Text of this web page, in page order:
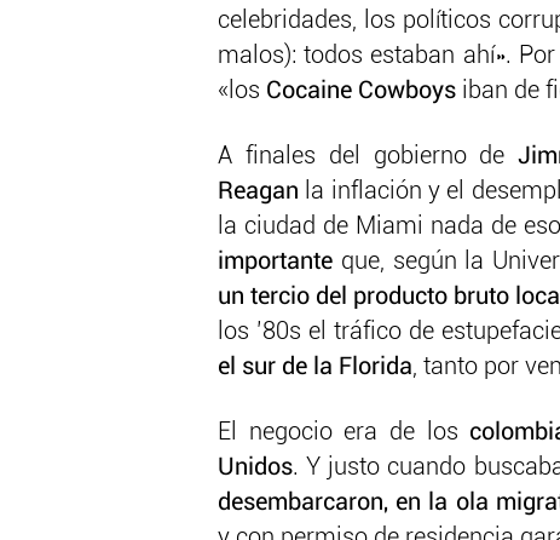
celebridades, los políticos
malos): todos estaban ahí».
«los Cocaine Cowboys iban de
A finales del gobierno de
Reagan la inflación y el
la ciudad de Miami nada de
importante que, según la
un tercio del producto bruto
los ’80s el tráfico de
el sur de la Florida, tanto por
El negocio era de los
Unidos. Y justo cuando
desembarcaron, en la ola